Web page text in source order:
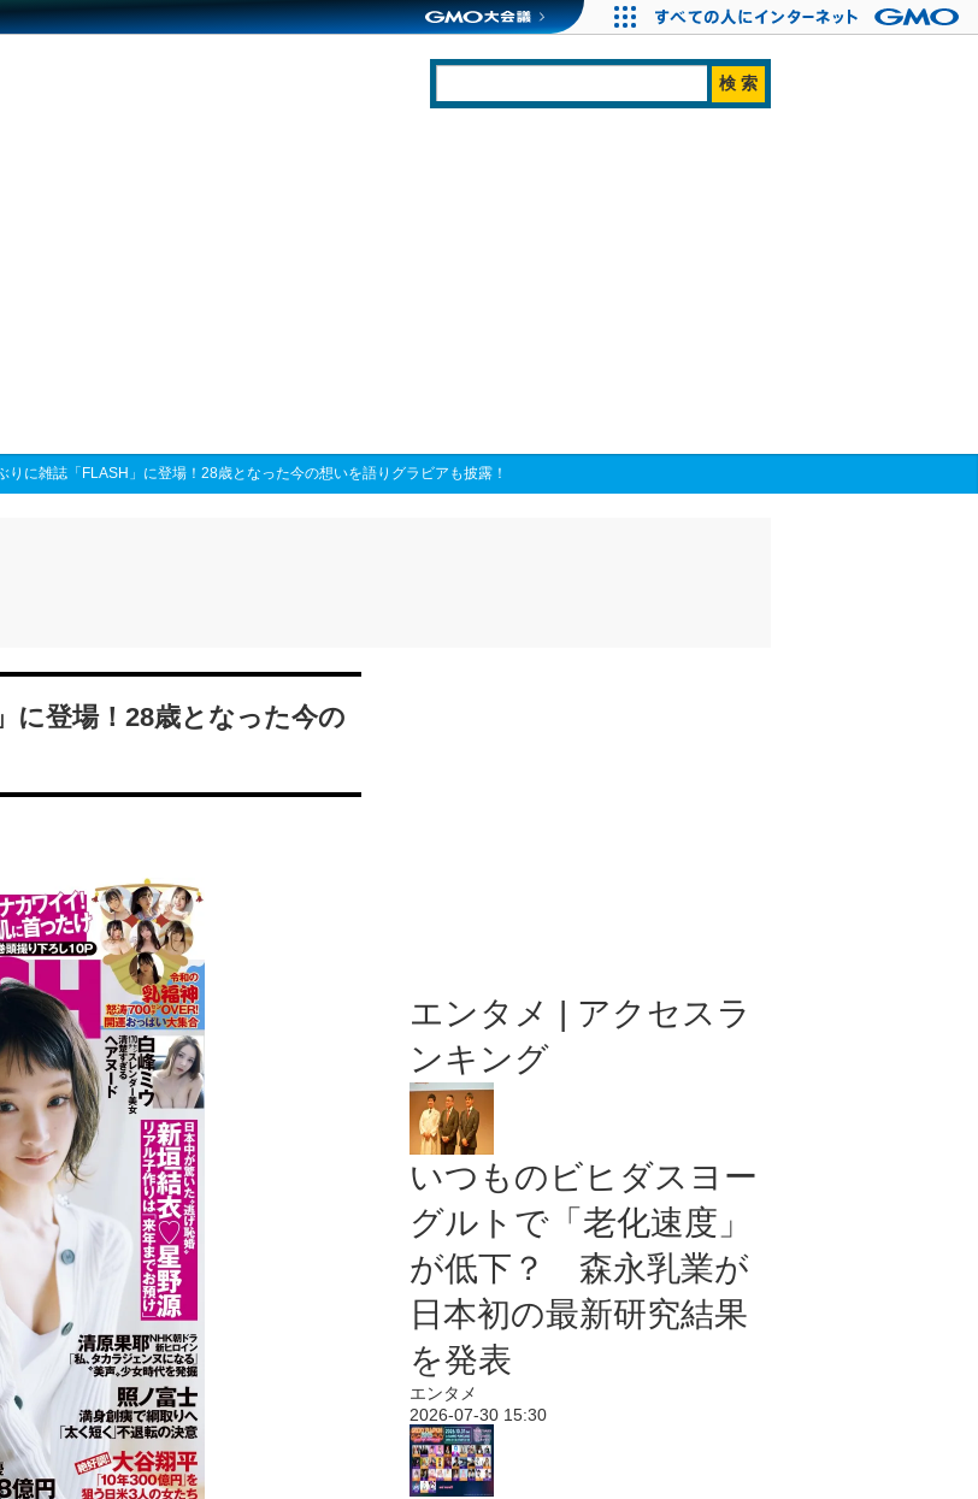
りに雑誌「FLASH」に登場！28歳となった今の想いを語りグラビアも披露！
に登場！28歳となった今の
エンタメ | アクセスラ
ンキング
いつものビヒダスヨー
グルトで「老化速度」
が低下？ 森永乳業が
日本初の最新研究結果
を発表
エンタメ
2026-07-30 15:30